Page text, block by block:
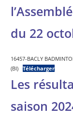
du 22
16457-BACLY
(BI) Télécharger
Les
saison